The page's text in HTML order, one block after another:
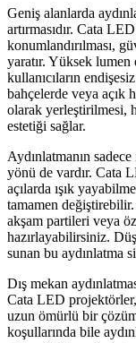
Geniş alanlarda
artırmasıdır. Cata
konumlandırılması,
yaratır. Yüksek lumen
kullanıcıların
bahçelerde veya açık
olarak yerleştirilmesi,
estetiği sağlar.
Aydınlatmanın
yönü de vardır. Cata
açılarda ışık
tamamen
akşam partileri veya
hazırlayabilirsiniz.
sunan bu aydınlatma
Dış mekan
Cata LED projektörler,
uzun ömürlü bir
koşullarında bile